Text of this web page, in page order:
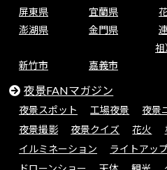
屏東県
宜蘭県
澎湖県
金門県
祖
新竹市 嘉義市
夜景FANマガジン
夜景スポット 工場夜景 夜景
夜景撮影
夜景クイズ 花火
イルミネーション
ライトアッ